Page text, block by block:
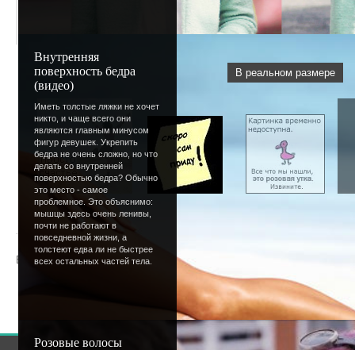
Внутренняя
поверхность бедра
(видео)
Иметь толстые ляжки не хочет
никто, и чаще всего они
являются главным минусом
фигур девушек. Укрепить
бедра не очень сложно, но что
делать со внутренней
поверхностью бедра? Обычно
это место - самое
проблемное. Это объяснимо:
мышцы здесь очень ленивы,
почти не работают в
повседневной жизни, а
толстеют едва ли не быстрее
всех остальных частей тела.
Розовые волосы
В реальном размере
« Предыдущая
Всего комментариев:0
Добавлять комментарии могут только
[Регистрация|Вход ]